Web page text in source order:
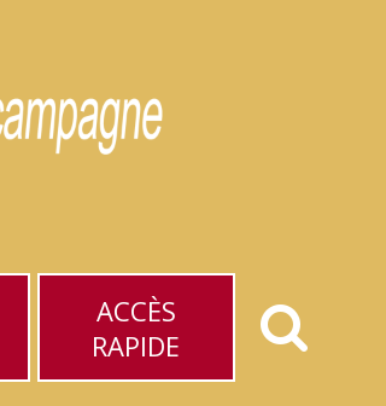
ACCÈS
RAPIDE